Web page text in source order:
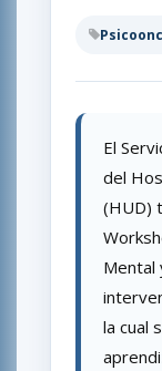
El
del
(HUD)
Mental
la cual